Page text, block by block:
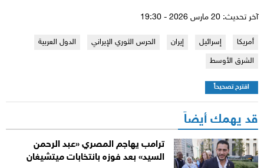
آخر تحديث: 20 مارس 2026 - 19:30
أمريكا إسرائيل إيران الحرس الثوري الإيراني
الدول العربية
الشرق الأوسط
اقترح تصحيحاً
قد يهمك أيضاً
ترامب يهاجم المصري «عبد الرحمن
السيد» بعد فوزه بانتخابات ميتشيغان